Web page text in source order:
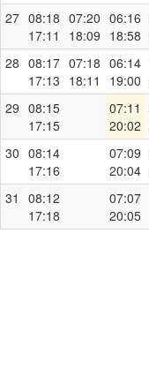
27 08:18
17:11
07:20
18:09
06:16
18:58
28 08:17
17:13
07:18
18:11
06:14
19:00
29 08:15
17:15
07:11
20:02
30 08:14
17:16
07:09
20:04
31
08:12
17:18
07:07
20:05